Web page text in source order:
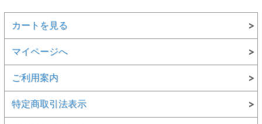
カートを見る
マイページへ
ご利用案内
特定商取引法表示